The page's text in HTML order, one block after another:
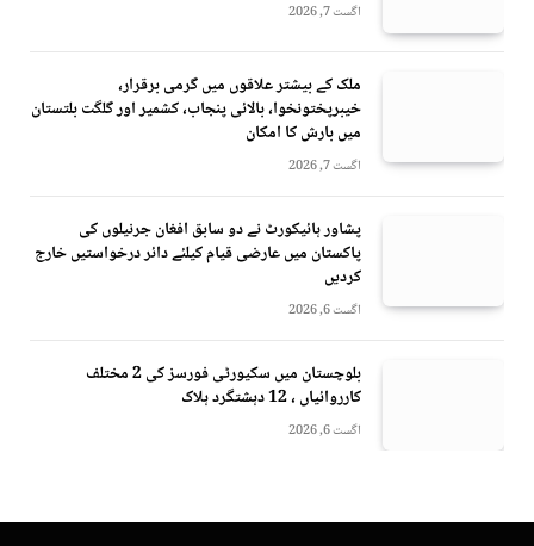
اگست 7, 2026
ملک کے بیشتر علاقوں میں گرمی برقرار،
خیبرپختونخوا، بالائی پنجاب، کشمیر اور گلگت بلتستان
میں بارش کا امکان
اگست 7, 2026
پشاور ہائیکورٹ نے دو سابق افغان جرنیلوں کی
پاکستان میں عارضی قیام کیلئے دائر درخواستیں خارج
کردیں
اگست 6, 2026
بلوچستان میں سکیورٹی فورسز کی 2 مختلف
کارروائیاں ، 12 دہشتگرد ہلاک
اگست 6, 2026